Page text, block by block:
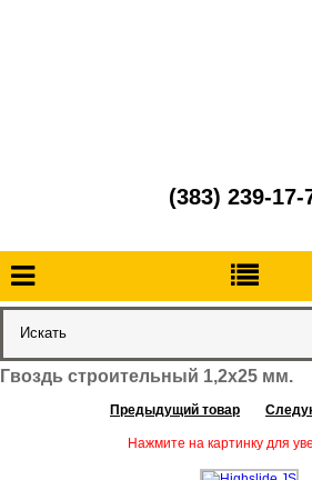
(383) 239-17-
Гвоздь строительный 1,2х25 мм.
Предыдущий товар
Нажмите на картинку для